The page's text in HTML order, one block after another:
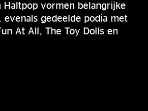
Haltpop vormen belangrijke
evenals gedeelde podia met
At All, The Toy Dolls en